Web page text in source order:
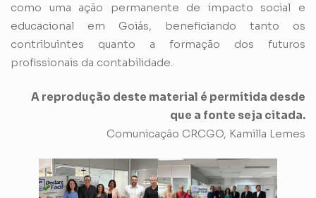
como uma ação permanente de impacto social e
educacional em Goiás, beneficiando tanto os
contribuintes quanto a formação dos futuros
profissionais da contabilidade.
A reprodução deste material é permitida desde
que a fonte seja citada.
Comunicação CRCGO, Kamilla Lemes